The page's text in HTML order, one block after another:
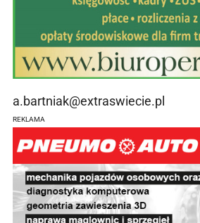
a.bartniak@extraswiecie.pl
REKLAMA